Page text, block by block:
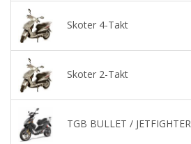
Skoter 4-Takt
Skoter 2-Takt
TGB BULLET / JETFIGHTER